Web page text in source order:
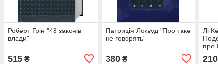
Роберт Грін "48 законів
влади"
515 ₴
Патриція Локвуд "Про таке
не говорять"
380₴
Лі
про
210